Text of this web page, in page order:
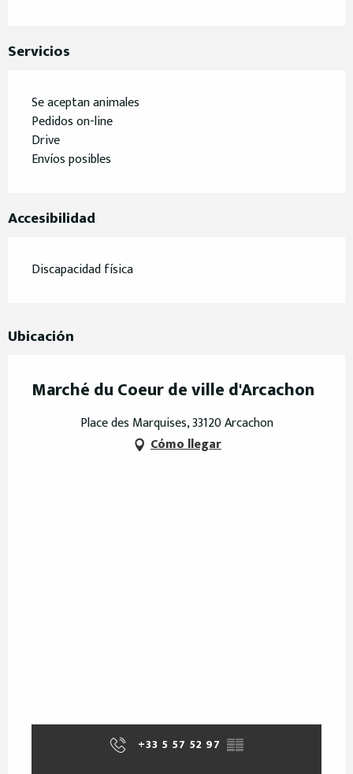
Servicios
Se aceptan animales
Pedidos on-line
Drive
Envíos posibles
Accesibilidad
Discapacidad física
Ubicación
Marché du Coeur de ville d'Arcachon
Place des Marquises, 33120 Arcachon
Cómo llegar
+33 5 57 52 97 ▒▒